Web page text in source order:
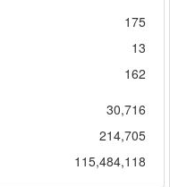
175
13
162
30,716
214,705
115,484,118